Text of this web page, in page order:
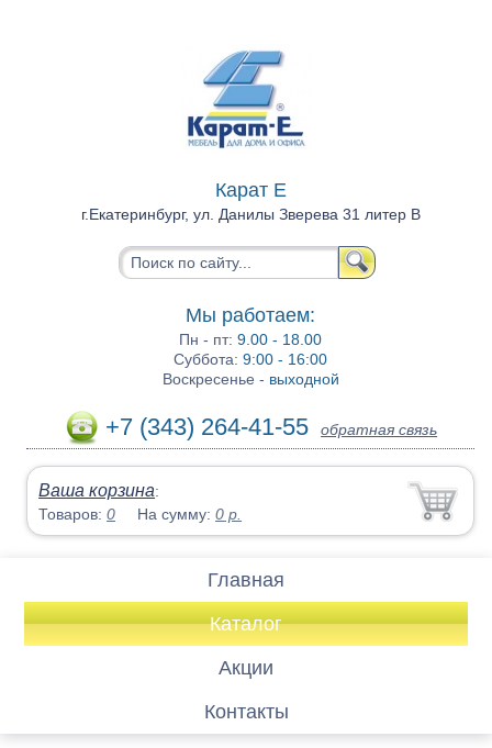
Карат Е
г.Екатеринбург, ул. Данилы Зверева 31 литер В
Мы работаем:
Пн - пт:9.00 - 18.00
Суббота:9:00 - 16:00
Воскресенье - выходной
+7 (343) 264-41-55 обратная связь
Ваша корзина:
Товаров:0 На сумму:0 р.
Главная
Каталог
Акции
Контакты